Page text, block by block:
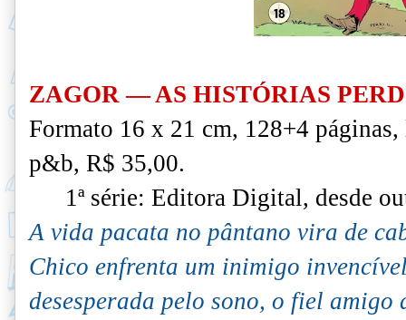
ZAGOR — AS HISTÓRIAS
Formato 16 x 21 cm, 128+4
p&b, R$ 35,00.
1ª série: Editora Digital, desde
A vida pacata no pântano vira de
Chico enfrenta um inimigo
desesperada pelo sono, o fiel amigo